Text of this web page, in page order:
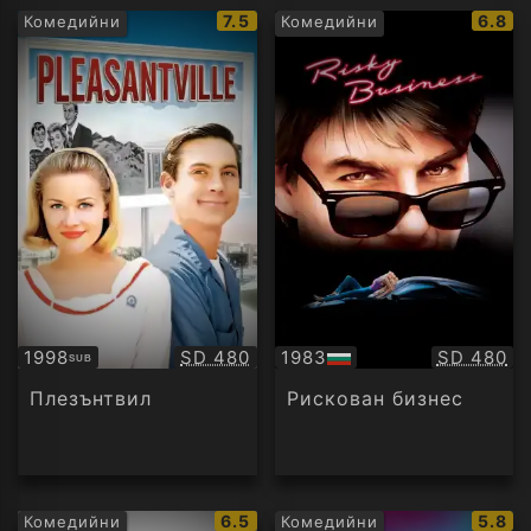
Комедийни
IMDb
рейтинг:
7.5
1998SUB
Субтитри Качество:
SD 480
Плезънтвил
Комедийни
IMDb
6.8
1983
БГ
аудио
SD 480
Рискован бизнес
Комедийни
IMDb
6.5 Комедийни
IMDb
5.8